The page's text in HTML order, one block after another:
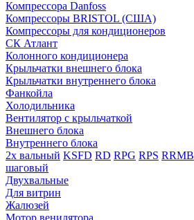
Компрессора Danfoss
Компрессоры BRISTOL (США)
Компрессоры для кондиционеров
СК Атлант
Колонного кондиционера
Крыльчатки внешнего блока
Крыльчатки внутреннего блока
Фанкойла
Холодильника
Вентилятор с крыльчаткой
Внешнего блока
Внутреннего блока
2х вальный KSFD RD RPG RPS RRMB
шаговый
Двухвальные
Для витрин
Жалюзей
Мотор венилятора